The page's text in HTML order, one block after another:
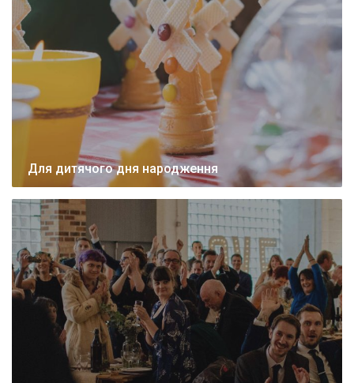
Для дитячого дня народження